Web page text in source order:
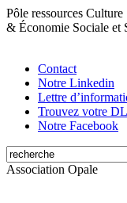
Pôle ressources Culture
& Économie Sociale et
Contact
Notre Linkedin
Lettre
Trouvez votre
Notre Facebook
Association Opale